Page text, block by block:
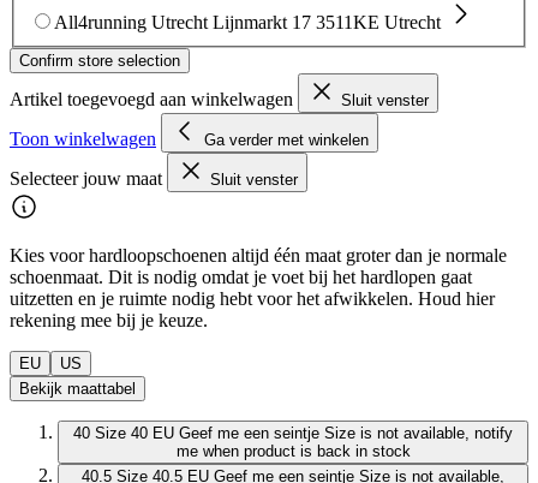
All4running Utrecht Lijnmarkt 17 3511KE Utrecht
Confirm store selection
Artikel toegevoegd aan winkelwagen Sluit venster
Toon winkelwagen Ga verder met winkelen
Selecteer jouw maat Sluit venster
Kies voor hardloopschoenen altijd één maat groter dan je normale
schoenmaat. Dit is nodig omdat je voet bij het hardlopen gaat
uitzetten en je ruimte nodig hebt voor het afwikkelen. Houd hier
rekening mee bij je keuze.
EU
US
Bekijk maattabel
40 Size 40 EU Geef me een seintje Size is not available, notify
me when product is back in stock
40.5 Size 40.5 EU Geef me een seintje Size is not available,